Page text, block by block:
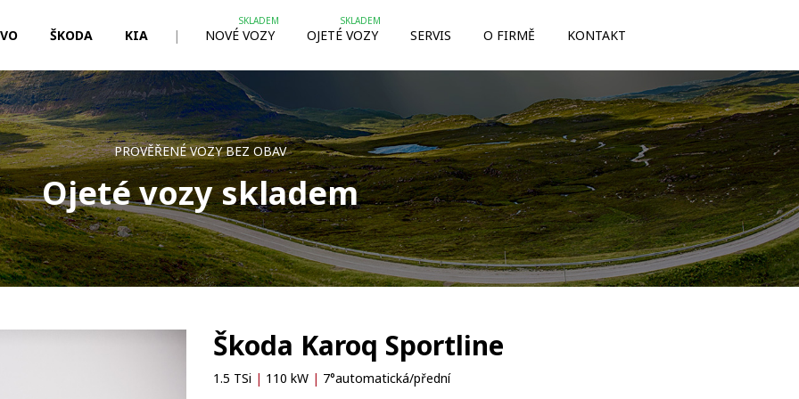
ŠKODA KIA | NOVÉ VOZY OJETÉ VOZY SERVIS O FIRMĚ KONTAKT
PROVĚŘENÉ VOZY BEZ OBAV
Ojeté vozy skladem
Škoda Karoq Sportline
1.5 TSi | 110 kW | 7°automatická/přední